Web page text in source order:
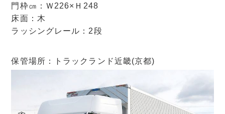
門枠㎝：Ｗ226×Ｈ248
床面：木
ラッシングレール：2段
保管場所：トラックランド近畿(京都)